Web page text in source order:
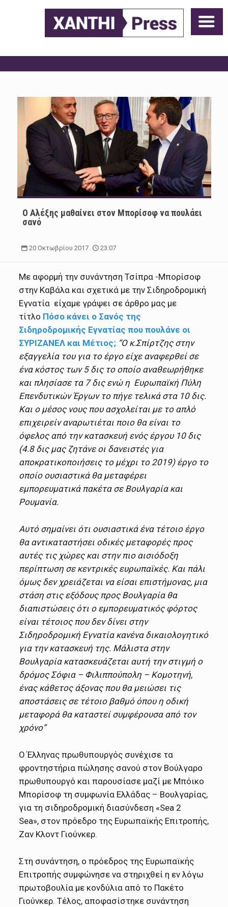
Ο Αλέξης μαθαίνει στον Μπορίσοφ να πουλάει
σανό
20 Οκτωβρίου 2017 23:07
Με αφορμή την συνάντηση Τσίπρα -Μπορίσοφ
στην Καβάλα και σχετικά με την Σιδηροδρομική
Εγνατία είχαμε γράψει σε άρθρο μας με
τίτλο Πόσο κάνει ο Σανός της
Σιδηροδρομικής Εγνατίας που πουλάνε οι
ΣΥΡΙΖΑΝΕΛ και Μέτιος; “Ο κ.Σπίρτζης στην
εξαγγελία του για το έργο είχε αναφερθεί σε
ένα κόστος των 5 δις το οποίο αναθεωρήθηκε
και πλησίασε τα 7 δις ενώ η Ευρωπαϊκή Πύλη
Επενδυτικών Έργων το πήγε τελικά στα 10 δις.
Και ο μέσος νους που ασχολείται με το απλό
επιχειρείν αναρωτιέται ποιο θα είναι το
όφελος από την κατασκευή ενός έργου 10 δις
(4.8 δις μας ζητάνε οι δανειστές για
αποκρατικοποιήσεις το μέχρι το 2019) έργο το
οποίο ουσιαστικά θα μεταφέρει
εμπορευματικά πακέτα σε Βουλγαρία και
Ρουμανία.
Αυτό σημαίνει ότι ουσιαστικά ένα τέτοιο έργο
θα αντικαταστήσει οδικές μεταφορές προς
αυτές τις χώρες και στην πιο αισιόδοξη
περίπτωση σε κεντρικές ευρωπαϊκές. Και πάλι
όμως δεν χρειάζεται να είσαι επιστήμονας, μια
στάση στις εξόδους προς Βουλγαρία θα
διαπιστώσεις ότι ο εμπορευματικός φόρτος
είναι τέτοιος που δεν δίνει στην
Σιδηροδρομική Εγνατία κανένα δικαιολογητικό
για την κατασκευή της. Μάλιστα στην
Βουλγαρία κατασκευάζεται αυτή την στιγμή ο
δρόμος Σόφια – Φιλιππούπολη – Κομοτηνή,
ένας κάθετος άξονας που θα μειώσει τις
αποστάσεις σε τέτοιο βαθμό όπου η οδική
μεταφορά θα καταστεί συμφέρουσα από τον
χρόνο”
Ο Έλληνας πρωθυπουργός συνέχισε τα
φροντηστήρια πώλησης σανού στον Βούλγαρο
πρωθυπουργό και παρουσίασε μαζί με Μπόικο
Μπορίσοφ τη συμφωνία Ελλάδας – Βουλγαρίας,
για τη σιδηροδρομική διασύνδεση «Sea 2
Sea», στον πρόεδρο της Ευρωπαϊκής Επιτροπής,
Ζαν Κλοντ Γιούνκερ.
Στη συνάντηση, ο πρόεδρος της Ευρωπαϊκής
Επιτροπής συμφώνησε να στηριχθεί η εν λόγω
πρωτοβουλία με κονδύλια από το Πακέτο
Γιούνκερ. Τέλος, αποφασίστηκε συνάντηση